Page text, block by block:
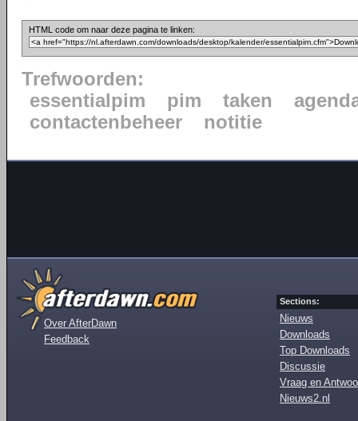
HTML code om naar deze pagina te linken:
Trefwoorden:
essentialpim
pim taken
contactenbeheer
notitie
Over AfterDawn
Feedback
Sections:
Nieuws
Downloads
Top Downloads
Discussie
Vraag en
Nieuws2.nl